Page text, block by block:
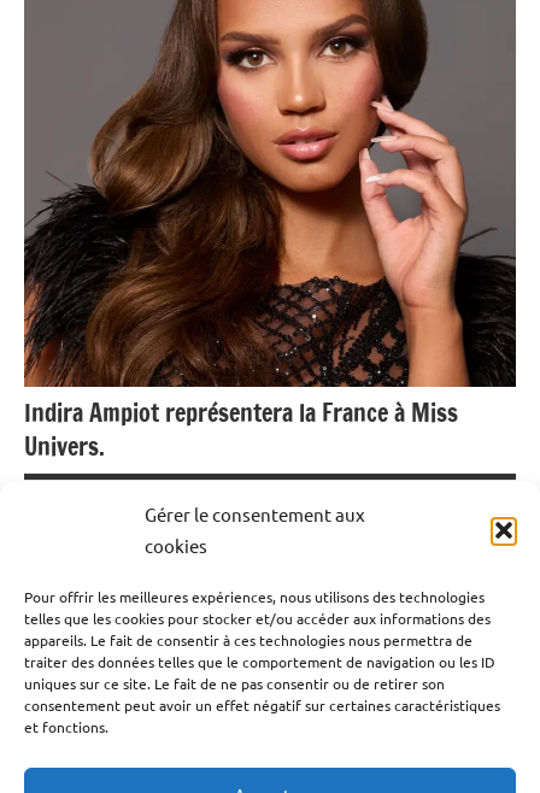
Gérer le consentement aux
cookies
Pour offrir les meilleures expériences, nous utilisons des technologies
telles que les cookies pour stocker et/ou accéder aux informations des
appareils. Le fait de consentir à ces technologies nous permettra de
traiter des données telles que le comportement de navigation ou les ID
uniques sur ce site. Le fait de ne pas consentir ou de retirer son
consentement peut avoir un effet négatif sur certaines caractéristiques
et fonctions.
Outremer
Société
Indira Ampiot représentera la France à Miss
Univers.
11 juillet 2024 Emrick Leandre
emparée de son compte Instagram pour annoncer une
très bonne nouvelle à ses fans. La jeune femme de 19
ans va prochainement participer au concours Miss
Univers pour représenter le charme à la Française. Cette
année, le célèbre concours se tiendra au Mexique.